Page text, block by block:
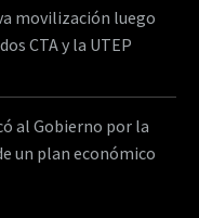
movilización luego
CTA y la UTEP
al Gobierno por la
un plan económico